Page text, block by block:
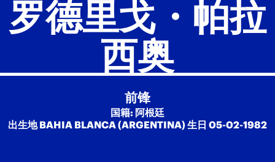
罗德里戈・帕拉
西奥
前锋
国籍: 阿根廷
出生地 BAHIA BLANCA (ARGENTINA) 生日 05-02-1982